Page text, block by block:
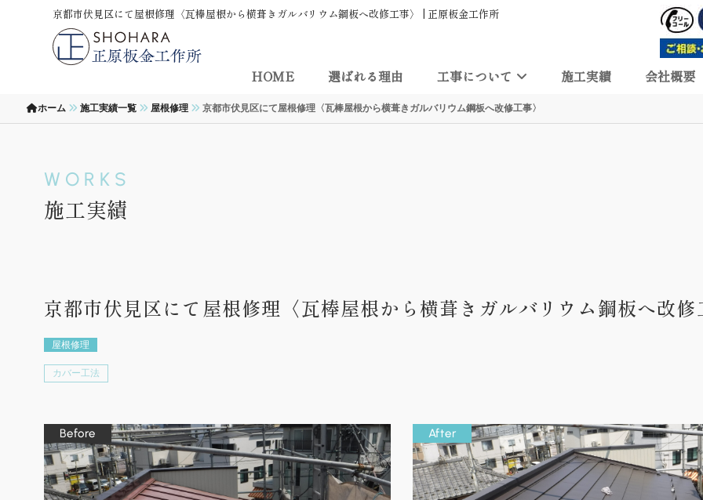
京都市伏見区にて屋根修理〈瓦棒屋根から横葺きガルバリウム鋼板へ改修工事〉 | 正原板金工作所
HOME 選ばれる理由 工事について 施工実績 会社概要
ホーム 施工実績一覧 屋根修理 京都市伏見区にて屋根修理〈瓦棒屋根から横葺きガルバリウム鋼板へ改修工事〉
WORKS
施工実績
京都市伏見区にて屋根修理〈瓦棒屋根から横葺きガルバリウム鋼板へ改修
屋根修理
カバー工法